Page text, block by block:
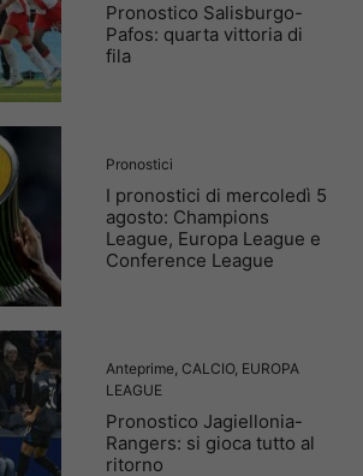
Pronostico Salisburgo-
Pafos: quarta vittoria di
fila
Pronostici
I pronostici di mercoledì 5
agosto: Champions
League, Europa League e
Conference League
Anteprime, CALCIO, EUROPA
LEAGUE
Pronostico Jagiellonia-
Rangers: si gioca tutto al
ritorno